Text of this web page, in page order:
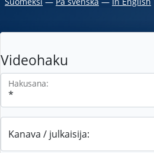
Videohaku
Hakusana:
Kanava / julkaisija: